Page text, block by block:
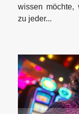
wissen möchte,
zu jeder...